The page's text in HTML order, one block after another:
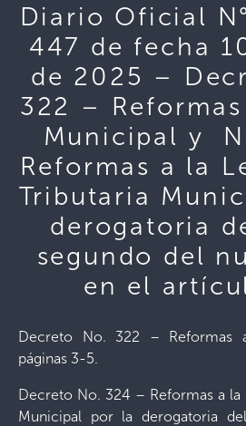
Diario Oficial
447 de fecha
de 2025 –
322 –
Municipal y
Reformas a la
Tributaria
derogatoria
segundo del
en el
Decreto No. 322 – Reformas
páginas 3-5.
Decreto No. 324 – Reformas a la
Municipal por la derogatoria